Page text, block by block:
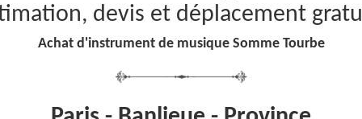
devis et déplacement
Achat d'instrument de musique Somme Tourbe